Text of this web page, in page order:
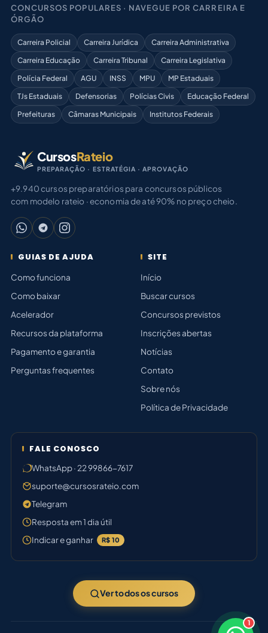
× 1
CONCURSOS POPULARES · NAVEGUE POR CARREIRA E
ÓRGÃO
Carreira Policial Carreira Jurídica
Carreira Administrativa
Carreira Educação
Carreira Tribunal
Carreira Legislativa
Polícia Federal
AGU INSS MPU
MP Estaduais
TJs Estaduais
Defensorias Polícias Civis
Educação Federal
Prefeituras
Câmaras Municipais Institutos Federais
CursosRateio
PREPARAÇÃO · ESTRATÉGIA · APROVAÇÃO
+9.940 cursos preparatórios para concursos públicos
com modelo rateio · economia de até 90% no preço cheio.
GUIAS DE AJUDA
Como funciona
Como baixar
Acelerador
Recursos da plataforma
Pagamento e garantia
Perguntas frequentes
SITE
Início
Buscar cursos
Concursos previstos
Inscrições abertas
Notícias
Contato
Sobre nós
Política de Privacidade
FALE CONOSCO
WhatsApp · 22 99866-7617
suporte@cursosrateio.com
Telegram
Resposta em 1 dia útil
Indicar e ganhar
R$ 10
Ver todos os cursos